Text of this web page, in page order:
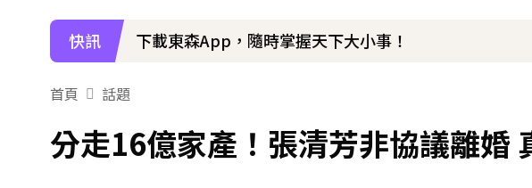
快訊 下載東森App，隨時掌握天下大小事！
首頁 話題
分走16億家產！張清芳非協議離婚